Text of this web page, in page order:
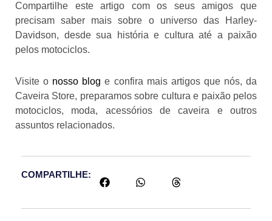
Compartilhe este artigo com os seus amigos que
precisam saber mais sobre o universo das Harley-
Davidson, desde sua história e cultura até a paixão
pelos motociclos.
Visite o nosso blog e confira mais artigos que nós, da
Caveira Store, preparamos sobre cultura e paixão pelos
motociclos, moda, acessórios de caveira e outros
assuntos relacionados.
COMPARTILHE: